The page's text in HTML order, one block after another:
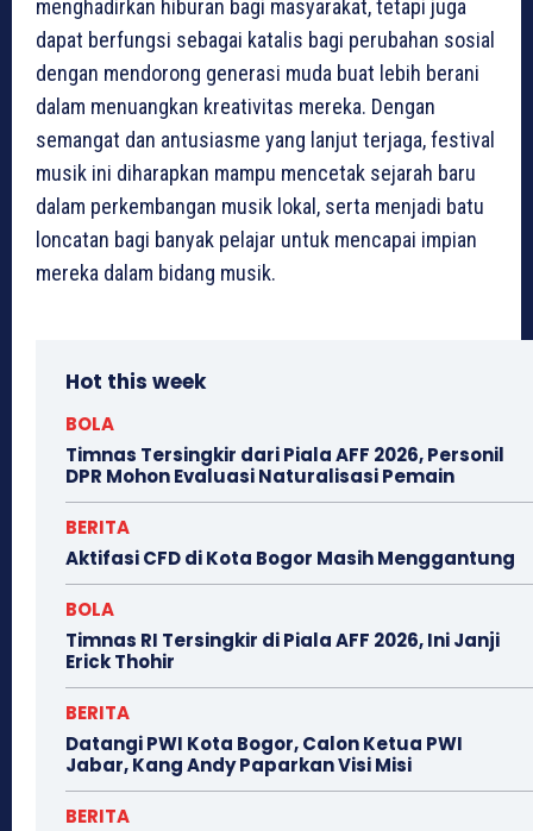
menghadirkan hiburan bagi masyarakat, tetapi juga
dapat berfungsi sebagai katalis bagi perubahan sosial
dengan mendorong generasi muda buat lebih berani
dalam menuangkan kreativitas mereka. Dengan
semangat dan antusiasme yang lanjut terjaga, festival
musik ini diharapkan mampu mencetak sejarah baru
dalam perkembangan musik lokal, serta menjadi batu
loncatan bagi banyak pelajar untuk mencapai impian
mereka dalam bidang musik.
Hot this week
BOLA
Timnas Tersingkir dari Piala AFF 2026, Personil
DPR Mohon Evaluasi Naturalisasi Pemain
BERITA
Aktifasi CFD di Kota Bogor Masih Menggantung
BOLA
Timnas RI Tersingkir di Piala AFF 2026, Ini Janji
Erick Thohir
BERITA
Datangi PWI Kota Bogor, Calon Ketua PWI
Jabar, Kang Andy Paparkan Visi Misi
BERITA